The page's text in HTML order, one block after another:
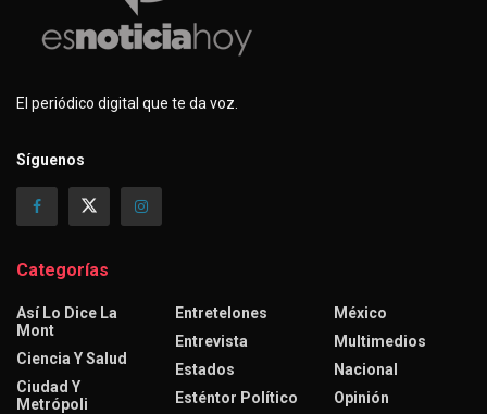
El periódico digital que te da voz.
Síguenos
Categorías
Así Lo Dice La
Mont
Ciencia Y Salud
Ciudad Y
Metrópoli
Entretelones
Entrevista
Estados
Esténtor Político
México
Multimedios
Nacional
Opinión